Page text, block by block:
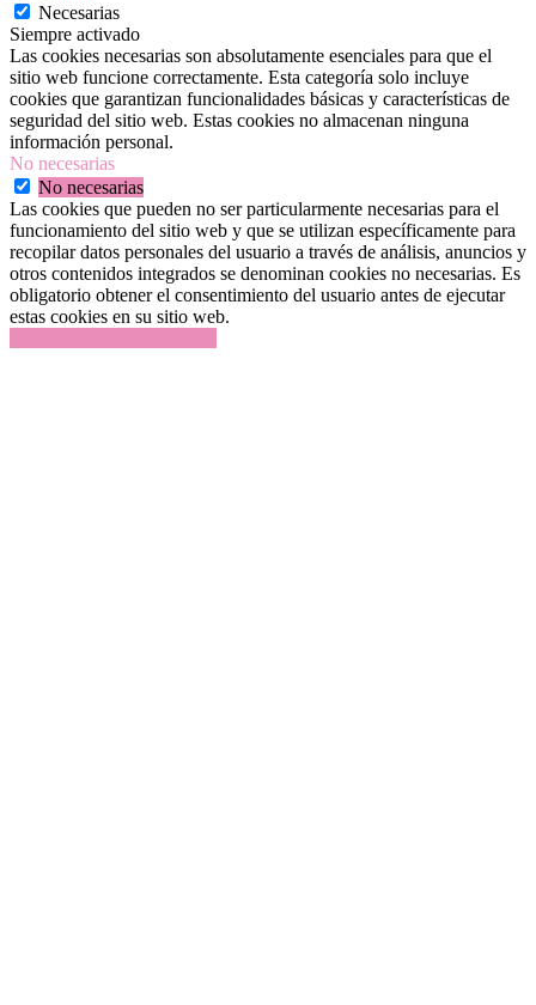
Necesarias
Siempre activado
Las cookies necesarias son absolutamente esenciales para que el
sitio web funcione correctamente. Esta categoría solo incluye
cookies que garantizan funcionalidades básicas y características de
seguridad del sitio web. Estas cookies no almacenan ninguna
información personal.
No necesarias
No necesarias
Las cookies que pueden no ser particularmente necesarias para el
funcionamiento del sitio web y que se utilizan específicamente para
recopilar datos personales del usuario a través de análisis, anuncios y
otros contenidos integrados se denominan cookies no necesarias. Es
obligatorio obtener el consentimiento del usuario antes de ejecutar
estas cookies en su sitio web.